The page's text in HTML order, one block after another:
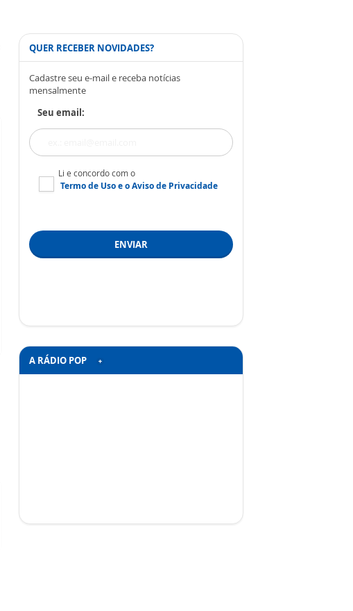
QUER RECEBER NOVIDADES?
Cadastre seu e-mail e receba notícias
mensalmente
Seu email:
Li e concordo com o
Termo de Usoe oAviso de Privacidade
ENVIAR
A RÁDIO POP